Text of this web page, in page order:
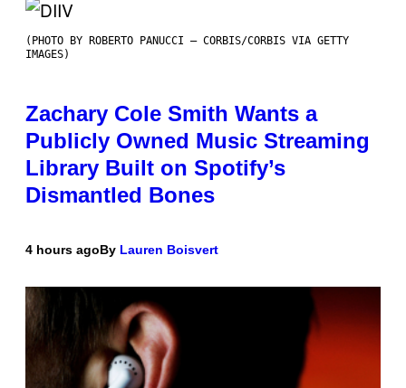
(PHOTO BY ROBERTO PANUCCI – CORBIS/CORBIS VIA GETTY
IMAGES)
Zachary Cole Smith Wants a
Publicly Owned Music Streaming
Library Built on Spotify’s
Dismantled Bones
4 hours agoBy Lauren Boisvert